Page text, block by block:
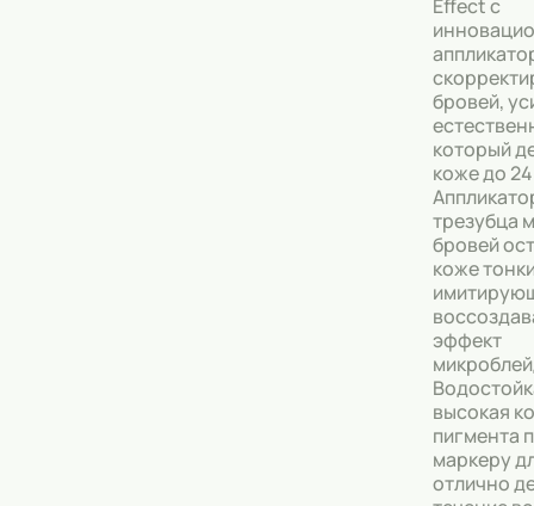
Effect с
бровей,
который
коже до
трезубца
бровей
коже
эффект
высокая
пигмента
маркеру
отлично